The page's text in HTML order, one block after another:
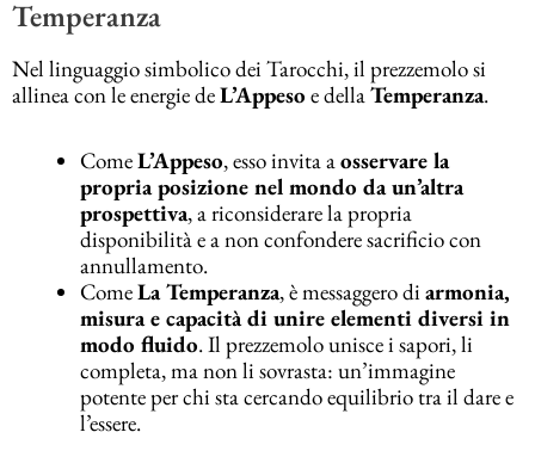
Temperanza
Nel linguaggio simbolico dei Tarocchi, il prezzemolo si
allinea con le energie deL’Appeso e dellaTemperanza.
ComeL’Appeso, esso invita aosservare la
propria posizione nel mondo da un’altra
prospettiva, a riconsiderare la propria
disponibilità e a non confondere sacrificio con
annullamento.
ComeLa Temperanza, è messaggero di armonia,
misura e capacità di unire elementi diversi in
modo fluido. Il prezzemolo unisce i sapori, li
completa, ma non li sovrasta: un’immagine
potente per chi sta cercando equilibrio tra il dare e
l’essere.